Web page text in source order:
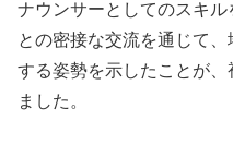
ナウンサーとしてのスキ
との密接な交流を通じて
する姿勢を示したことが
ました。